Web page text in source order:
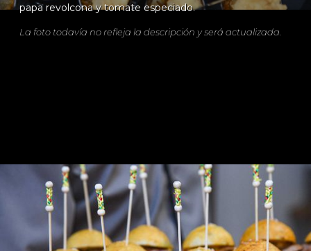
papa revolcona y tomate especiado.
La foto todavía no refleja la descripción y será actualizada.